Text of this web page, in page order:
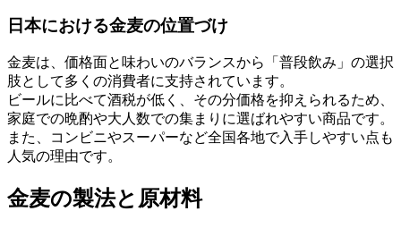
日本における金麦の位置づけ
金麦は、価格面と味わいのバランスから「普段飲み」の選択
肢として多くの消費者に支持されています。
ビールに比べて酒税が低く、その分価格を抑えられるため、
家庭での晩酌や大人数での集まりに選ばれやすい商品です。
また、コンビニやスーパーなど全国各地で入手しやすい点も
人気の理由です。
金麦の製法と原材料